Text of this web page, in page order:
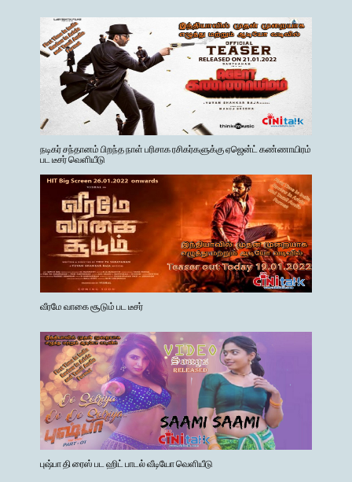
நடிகர் சந்தானம் பிறந்த நாள் பரிசாக ரசிகர்களுக்கு ஏஜென்ட் கண்ணாயிரம்
பட டீசர் வெளியீடு
வீரமே வாகை சூடும் பட டீசர்
புஷ்பா தி ரைஸ் பட ஹிட் பாடல் வீடியோ வெளியீடு